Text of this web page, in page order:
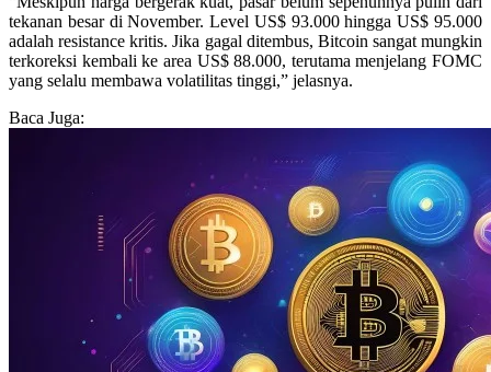
tekanan besar di November. Level US$ 93.000 hingga US$ 95.000
adalah resistance kritis. Jika gagal ditembus, Bitcoin sangat mungkin
terkoreksi kembali ke area US$ 88.000, terutama menjelang FOMC
yang selalu membawa volatilitas tinggi,” jelasnya.
Baca Juga: